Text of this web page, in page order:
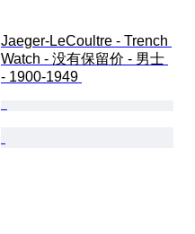
Jaeger-LeCoultre - Trench
Watch - 没有保留价 - 男士
- 1900-1949